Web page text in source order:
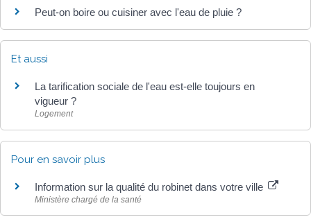
Peut-on boire ou cuisiner avec l'eau de pluie ?
Et aussi
La tarification sociale de l'eau est-elle toujours en
vigueur ?
Logement
Pour en savoir plus
Information sur la qualité du robinet dans votre ville
Ministère chargé de la santé